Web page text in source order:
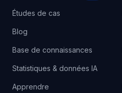
Études de cas
Blog
Base de connaissances
Statistiques & données IA
Apprendre